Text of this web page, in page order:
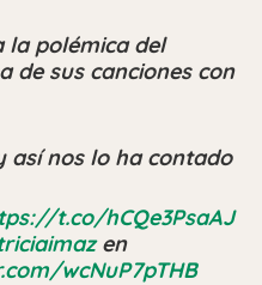
polémica del
de sus canciones con
así nos lo ha contado
t.co/hCQe3PsaAJ
en
wcNuP7pTHB